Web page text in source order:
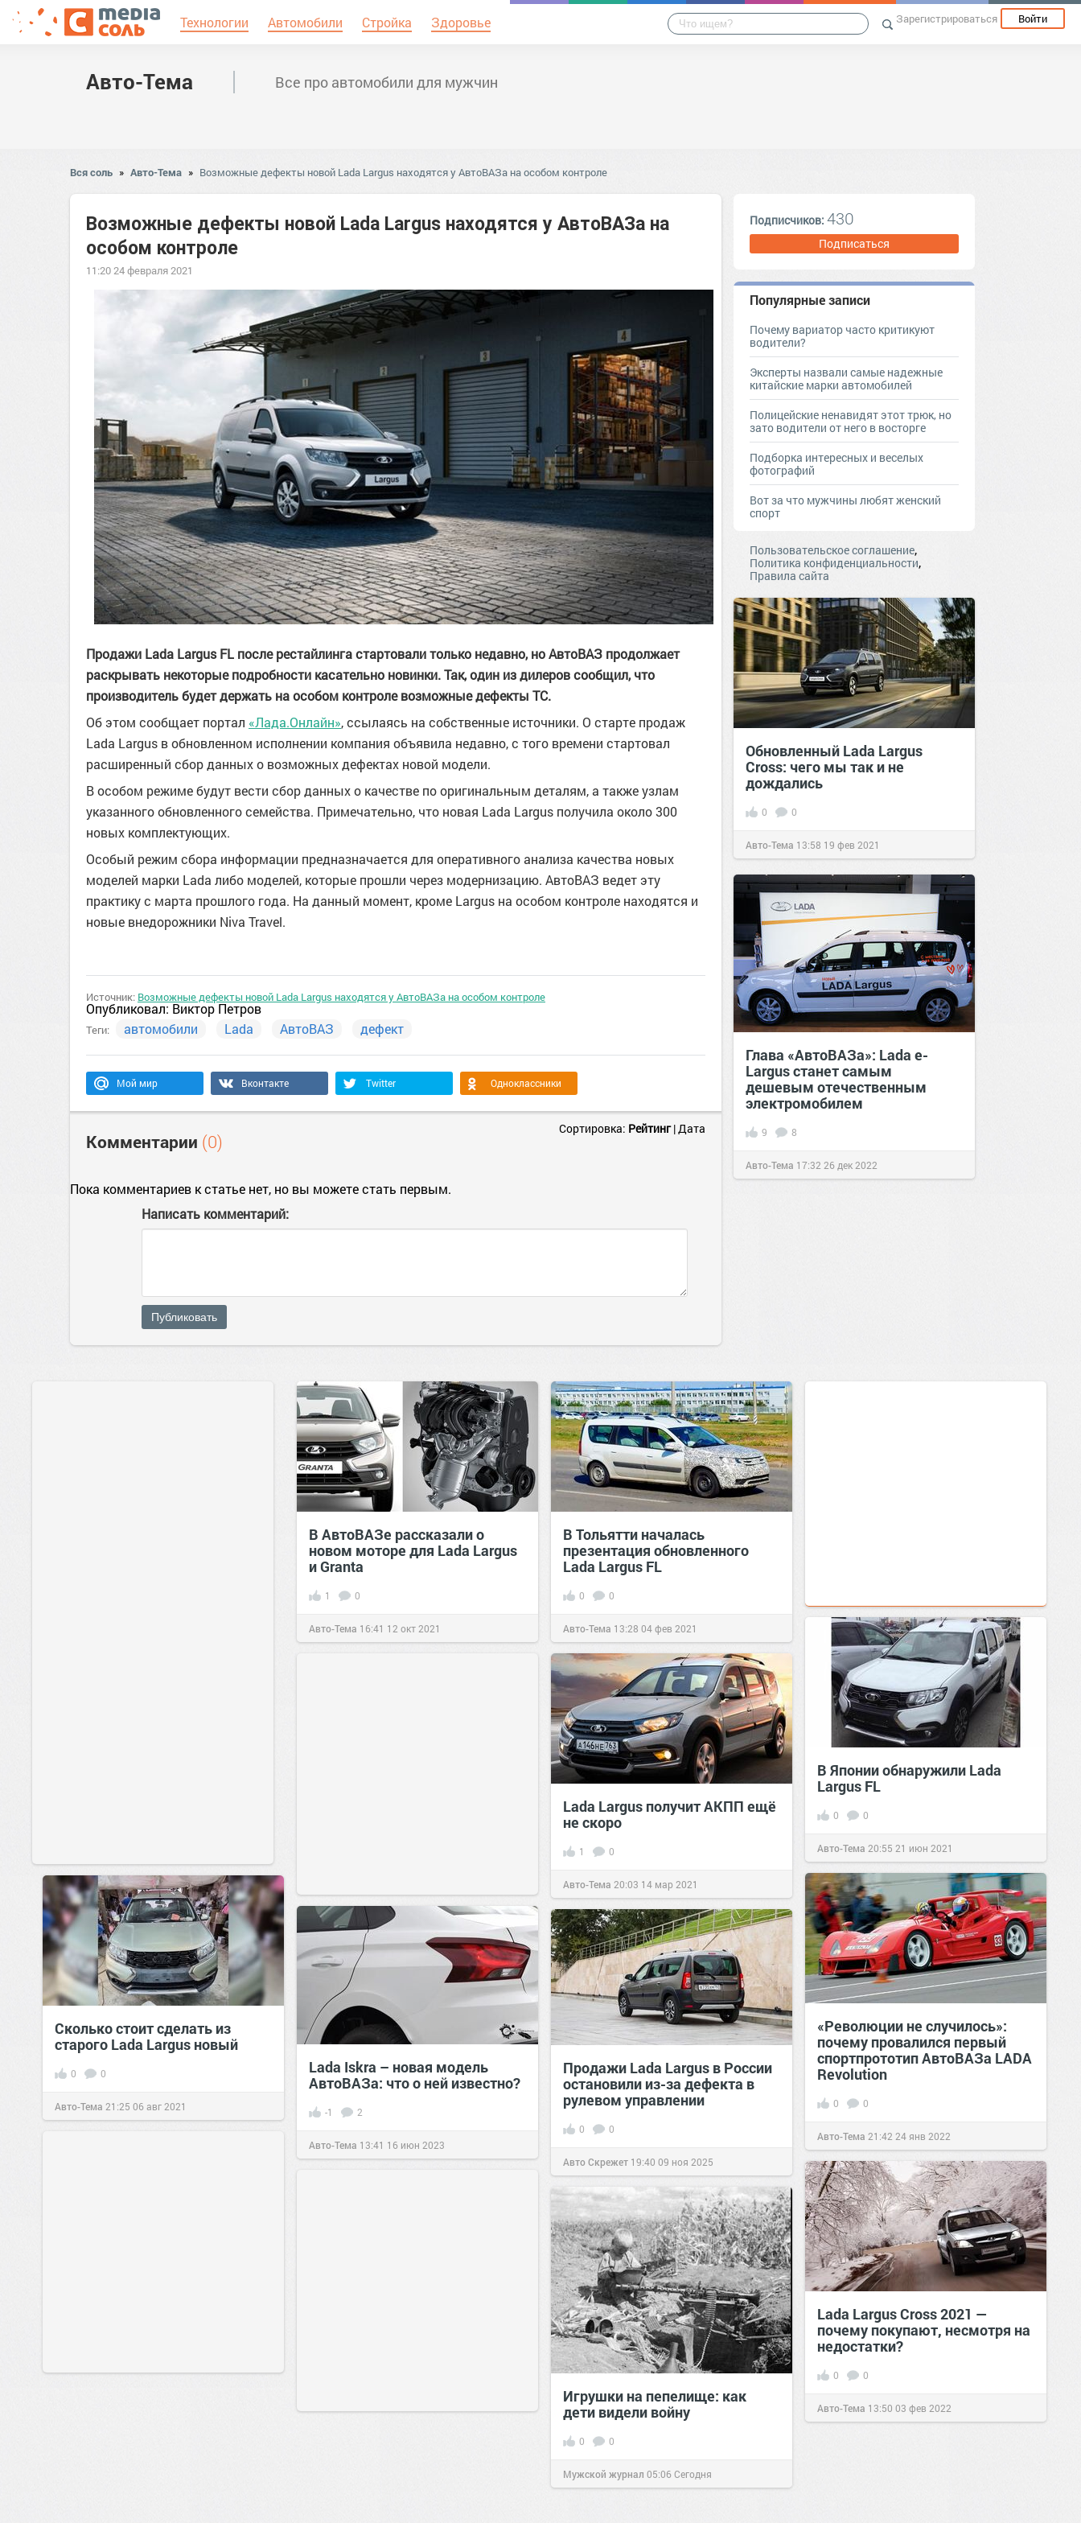
Технологии Автомобили Стройка Здоровье Зарегистрироваться Войти
Авто-Тема Все про автомобили для мужчин
Вся соль » Авто-Тема » Возможные дефекты новой Lada Largus находятся у АвтоВАЗа на особом контроле
Возможные дефекты новой Lada Largus находятся у АвтоВАЗа на
особом контроле
11:20 24 февраля 2021
Продажи Lada Largus FL после рестайлинга стартовали только недавно, но АвтоВАЗ продолжает
раскрывать некоторые подробности касательно новинки. Так, один из дилеров сообщил, что
производитель будет держать на особом контроле возможные дефекты ТС.
Об этом сообщает портал «Лада.Онлайн», ссылаясь на собственные источники. О старте продаж
Lada Largus в обновленном исполнении компания объявила недавно, с того времени стартовал
расширенный сбор данных о возможных дефектах новой модели.
В особом режиме будут вести сбор данных о качестве по оригинальным деталям, а также узлам
указанного обновленного семейства. Примечательно, что новая Lada Largus получила около 300
новых комплектующих.
Особый режим сбора информации предназначается для оперативного анализа качества новых
моделей марки Lada либо моделей, которые прошли через модернизацию. АвтоВАЗ ведет эту
практику с марта прошлого года. На данный момент, кроме Largus на особом контроле находятся и
новые внедорожники Niva Travel.
Источник: Возможные дефекты новой Lada Largus находятся у АвтоВАЗа на особом контроле
Опубликовал: Виктор Петров
Теги: автомобили Lada АвтоВАЗ дефект
Мой мир Вконтакте Twitter Одноклассники
Комментарии (0)
Сортировка: Рейтинг|Дата
Пока комментариев к статье нет, но вы можете стать первым.
Написать комментарий:
Публиковать
Подписчиков: 430
Подписаться
Популярные записи
Почему вариатор часто критикуют
водители?
Эксперты назвали самые надежные
китайские марки автомобилей
Полицейские ненавидят этот трюк, но
зато водители от него в восторге
Подборка интересных и веселых
фотографий
Вот за что мужчины любят женский
спорт
Пользовательское соглашение,
Политика конфиденциальности,
Правила сайта
Обновленный Lada Largus
Cross: чего мы так и не
дождались
0 0
Авто-Тема 13:58 19 фев 2021
Глава «АвтоВАЗа»: Lada e-
Largus станет самым
дешевым отечественным
электромобилем
9 8
Авто-Тема 17:32 26 дек 2022
В АвтоВАЗе рассказали о
новом моторе для Lada Largus
и Granta
1 0
Авто-Тема 16:41 12 окт 2021
В Тольятти началась
презентация обновленного
Lada Largus FL
0 0
Авто-Тема 13:28 04 фев 2021
В Японии обнаружили Lada
Largus FL
0 0
Авто-Тема 20:55 21 июн 2021
Lada Largus получит АКПП ещё
не скоро
1 0
Авто-Тема 20:03 14 мар 2021
«Революции не случилось»:
почему провалился первый
спортпрототип АвтоВАЗа LADA
Revolution
0 0
Авто-Тема 21:42 24 янв 2022
Сколько стоит сделать из
старого Lada Largus новый
0 0
Авто-Тема 21:25 06 авг 2021
Lada Iskra – новая модель
АвтоВАЗа: что о ней известно?
-1 2
Авто-Тема 13:41 16 июн 2023
Продажи Lada Largus в России
остановили из-за дефекта в
рулевом управлении
0 0
Авто Скрежет 19:40 09 ноя 2025
Lada Largus Cross 2021 —
почему покупают, несмотря на
недостатки?
0 0
Авто-Тема 13:50 03 фев 2022
Игрушки на пепелище: как
дети видели войну
0 0
Мужской журнал 05:06Сегодня